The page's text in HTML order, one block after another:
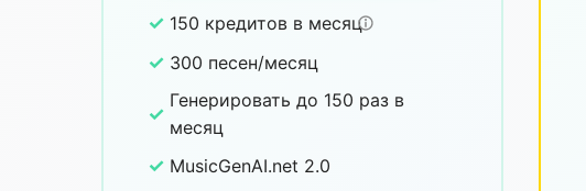
✓ 150 кредитов в месяц
✓ 300 песен/месяц
✓
Генерировать до 150 раз в
месяц
✓ MusicGenAI.net 2.0